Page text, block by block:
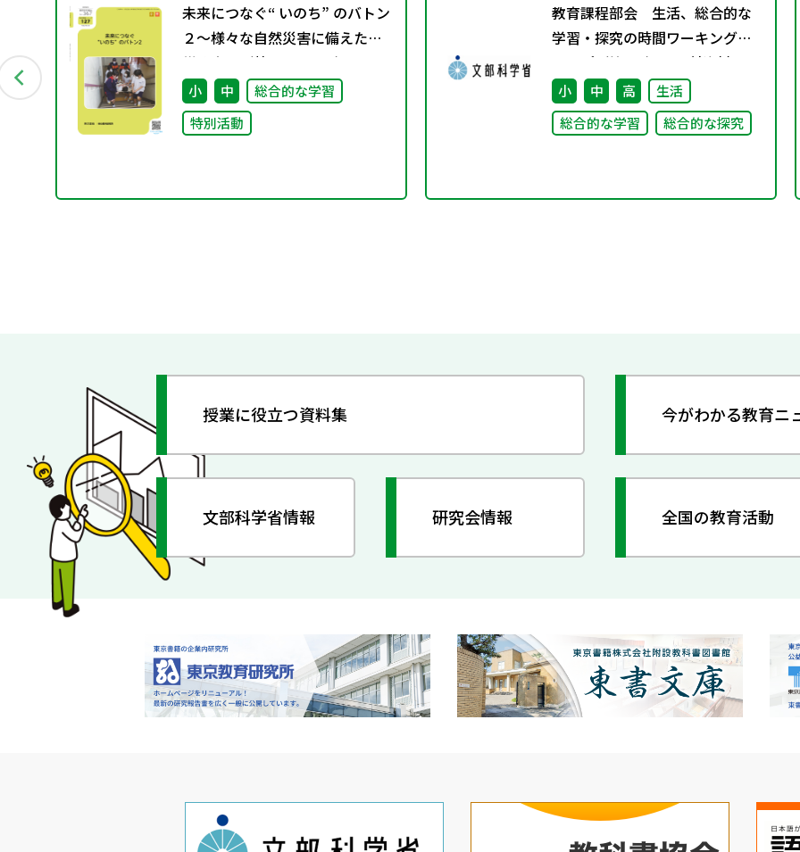
未来につなぐ“ いのち” のバトン
２〜様々な自然災害に備えた防
災教育〜（特別課題127）
小 中
総合的な学習
特別活動
教育課程部会 生活、総合的な
学習・探究の時間ワーキンググ
ループ（第8回） 配付資料
小 中 高
生活
総合的な学習
総合的な探究
授業に役立つ資料集 今がわかる教育ニ
文部科学省情報 研究会情報 全国の教育活動